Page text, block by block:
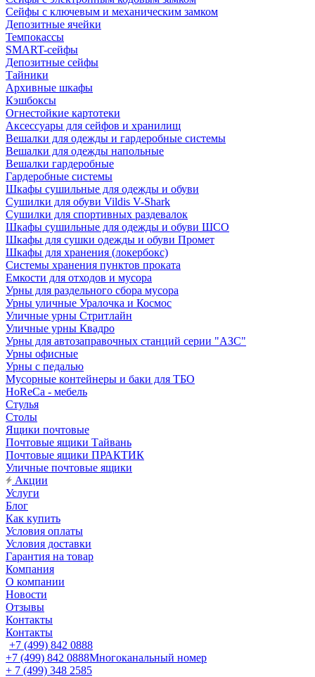
Сейфы с ключевым и механическим замком
Депозитные ячейки
Темпокассы
SMART-сейфы
Депозитные сейфы
Тайники
Архивные шкафы
Кэшбоксы
Огнестойкие картотеки
Аксессуары для сейфов и хранилищ
Вешалки для одежды и гардеробные системы
Вешалки для одежды напольные
Вешалки гардеробные
Гардеробные системы
Шкафы сушильные для одежды и обуви
Сушилки для обуви Vildis V-Shark
Сушилки для спортивных раздевалок
Шкафы сушильные для одежды и обуви ШСО
Шкафы для сушки одежды и обуви Промет
Шкафы для хранения (локербокс)
Системы хранения пунктов проката
Емкости для отходов и мусора
Урны для раздельного сбора мусора
Урны уличные Уралочка и Космос
Уличные урны Стритлайн
Уличные урны Квадро
Урны для автозаправочных станций серии "АЗС"
Урны офисные
Урны с педалью
Мусорные контейнеры и баки для ТБО
HoReCa - мебель
Стулья
Столы
Ящики почтовые
Почтовые ящики Тайвань
Почтовые ящики ПРАКТИК
Уличные почтовые ящики
Акции
Услуги
Блог
Как купить
Условия оплаты
Условия доставки
Гарантия на товар
Компания
О компании
Новости
Отзывы
Контакты
Контакты
+7 (499) 842 0888
+7 (499) 842 0888Многоканальный номер
+ 7 (499) 348 2585